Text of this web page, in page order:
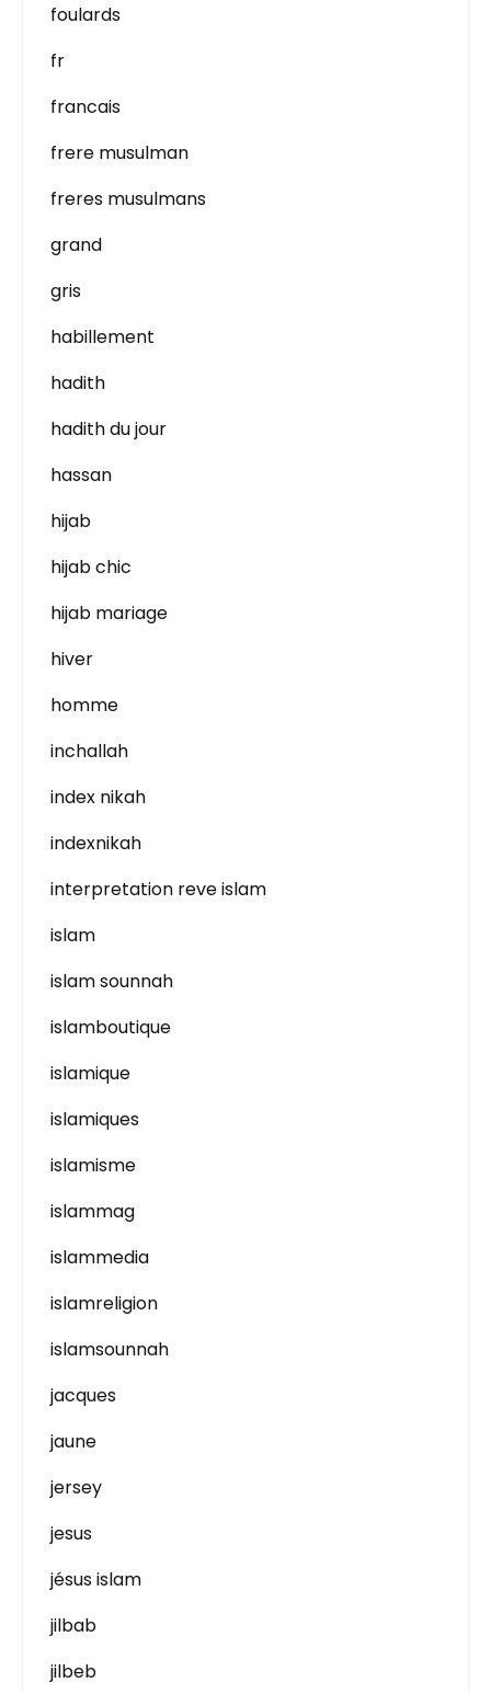
foulards
fr
francais
frere musulman
freres musulmans
grand
gris
habillement
hadith
hadith du jour
hassan
hijab
hijab chic
hijab mariage
hiver
homme
inchallah
index nikah
indexnikah
interpretation reve islam
islam
islam sounnah
islamboutique
islamique
islamiques
islamisme
islammag
islammedia
islamreligion
islamsounnah
jacques
jaune
jersey
jesus
jésus islam
jilbab
jilbeb